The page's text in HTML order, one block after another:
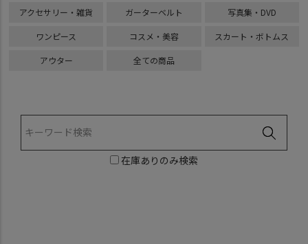
アクセサリー・雑貨 ガーターベルト 写真集・DVD
ワンピース コスメ・美容 スカート・ボトムス
アウター 全ての商品
在庫ありのみ検索